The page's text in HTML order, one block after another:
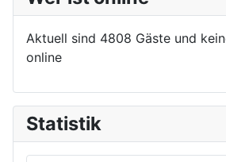
Aktuell sind 4808 Gäste und
online
Statistik